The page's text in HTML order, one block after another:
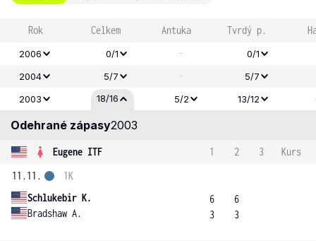
Rok Celkem Antuka Tvrdý p.
2006 0/1 -
0/1
2004
5/7 -
5/7
2003
18/16 5/2 13/12
Odehrané zápasy2003
Eugene ITF 1 2 3
Kurs
11.11.
Schlukebir K.
Bradshaw A.
1K
6
3
6
3